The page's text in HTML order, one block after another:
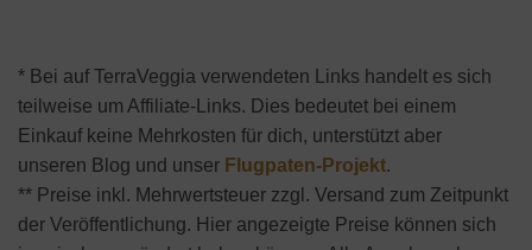
* Bei auf TerraVeggia verwendeten Links handelt es sich
teilweise um Affiliate-Links. Dies bedeutet bei einem
Einkauf keine Mehrkosten für dich, unterstützt aber
unseren Blog und unser Flugpaten-Projekt.
** Preise inkl. Mehrwertsteuer zzgl. Versand zum Zeitpunkt
der Veröffentlichung. Hier angezeigte Preise können sich